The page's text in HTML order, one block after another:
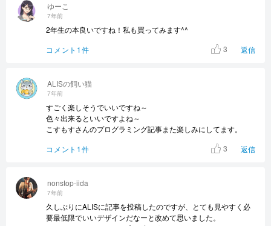
nonstop-iida
7年前
久しぶりにALISに記事を投稿したのですが、とても見やすく必
要最低限でいいデザインだなーと改めて思いました。
ALISの飼い猫
7年前
すごく楽しそうでいいですね～
色々出来るといいですよね～
こすもすさんのプログラミング記事また楽しみにしてます。
コメント1件
3 返信
ゆーこ
7年前
2年生の本良いですね！私も買ってみます^^
コメント1件
3 返信